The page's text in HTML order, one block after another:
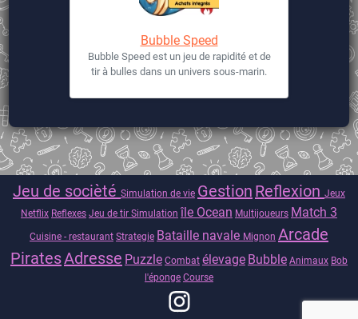
Bubble Speed
Bubble Speed est un jeu de rapidité et de
tir à bulles dans un univers sous-marin.
Jeu de socièté Simulation de vie Gestion Reflexion Jeux
Netflix Reflexes Jeu de tir Simulation île Ocean Multijoueurs Match 3
Cuisine - restaurant Strategie Bataille navale Mignon Arcade
PiratesAdresse Puzzle Combat élevage Bubble Animaux Bob
l'éponge Course